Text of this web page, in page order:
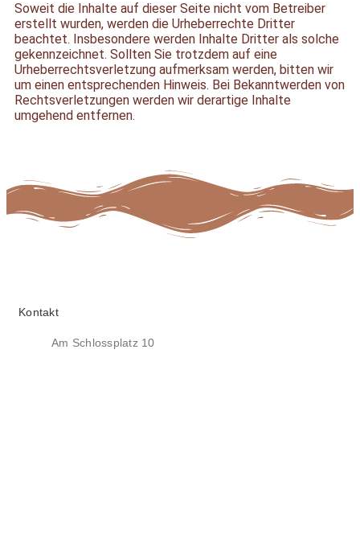
Soweit die Inhalte auf dieser Seite nicht vom Betreiber
erstellt wurden, werden die Urheberrechte Dritter
beachtet. Insbesondere werden Inhalte Dritter als solche
gekennzeichnet. Sollten Sie trotzdem auf eine
Urheberrechtsverletzung aufmerksam werden, bitten wir
um einen entsprechenden Hinweis. Bei Bekanntwerden von
Rechtsverletzungen werden wir derartige Inhalte
umgehend entfernen.
Kontakt
Am Schlossplatz 10